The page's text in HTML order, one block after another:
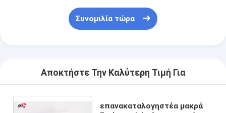
Συνομιλία τώρα
Αποκτήστε Την Καλύτερη Τιμή Για
επανακαταλογηστέα μακρά